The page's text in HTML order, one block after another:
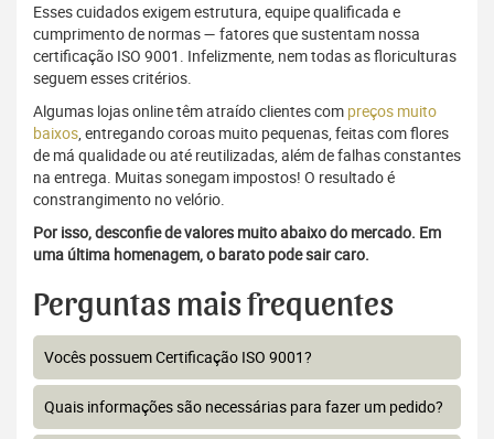
Esses cuidados exigem estrutura, equipe qualificada e
cumprimento de normas — fatores que sustentam nossa
certificação ISO 9001. Infelizmente, nem todas as floriculturas
seguem esses critérios.
Algumas lojas online têm atraído clientes com preços muito
baixos, entregando coroas muito pequenas, feitas com flores
de má qualidade ou até reutilizadas, além de falhas constantes
na entrega. Muitas sonegam impostos! O resultado é
constrangimento no velório.
Por isso, desconfie de valores muito abaixo do mercado. Em
uma última homenagem, o barato pode sair caro.
Perguntas mais frequentes
Vocês possuem Certificação ISO 9001?
Quais informações são necessárias para fazer um pedido?